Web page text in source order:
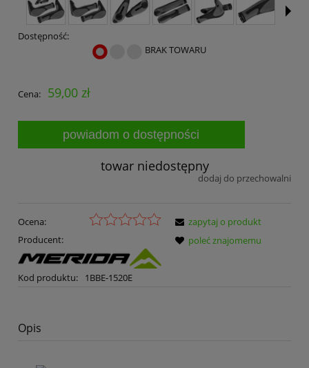
Dostępność:
BRAK TOWARU
Cena: 59,00 zł
powiadom o dostępności
towar niedostępny
dodaj do przechowalni
Ocena:
Producent:
Kod produktu: 1BBE-1520E
zapytaj o produkt
poleć znajomemu
Opis